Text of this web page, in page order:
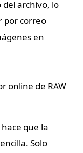
archivo, lo
por correo
en
online de RAW
que la
Solo